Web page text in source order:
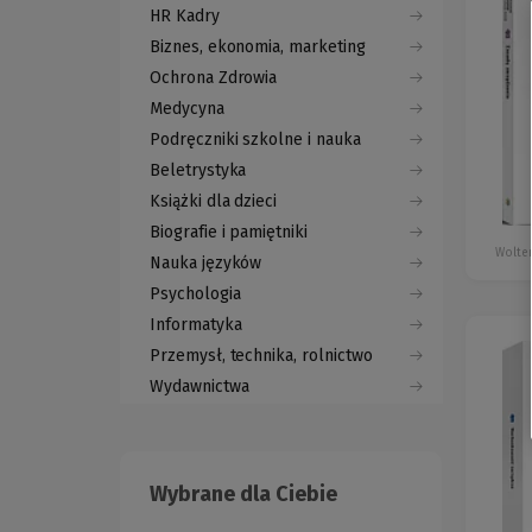
HR Kadry
Biznes, ekonomia, marketing
Ochrona Zdrowia
Medycyna
Podręczniki szkolne i nauka
Beletrystyka
Książki dla dzieci
Biografie i pamiętniki
Nauka języków
Psychologia
Informatyka
Przemysł, technika, rolnictwo
Wydawnictwa
Wybrane dla Ciebie